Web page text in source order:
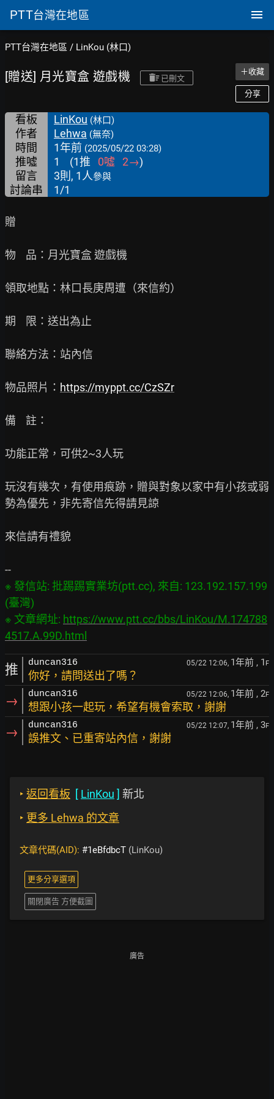
PTT台灣在地區
PTT台灣在地區 / LinKou (林口)
[贈送] 月光寶盒 遊戲機 已刪文
＋收藏
分享
看板 LinKou (林口)
作者 Lehwa (無奈)
時間 1年前 (2025/05/22 03:28)
推噓 1 (1推 0噓 2→)
留言
3則, 1人參與
討論串 1/1
贈
物    品：月光寶盒 遊戲機
領取地點：林口長庚周遭（來信約）
期    限：送出為止
聯絡方法：站內信
物品照片： https://myppt.cc/CzSZr
備    註：
功能正常，可供2~3人玩
玩沒有幾次，有使用痕跡，贈與對象以家中有小孩或弱
勢為優先，非先寄信先得請見諒
來信請有禮貌
※ 發信站: 批踢踢實業坊(ptt.cc), 來自: 123.192.157.199
(臺灣)
※ 文章網址: https://www.ptt.cc/bbs/LinKou/M.174788
4517.A.99D.html
推 duncan316 05/22 12:06, 1年前 , 1 F
你好，請問送出了嗎？
→ duncan316 05/22 12:06, 1年前 , 2F
想跟小孩一起玩，希望有機會索取，謝謝
→ duncan316 05/22 12:07, 1年前 , 3F
誤推文、已重寄站內信，謝謝
‣ 返回看板 [ LinKou ] 新北
‣ 更多 Lehwa 的文章
文章代碼(AID): #1eBfdbcT (LinKou)
更多分享選項
關閉廣告 方便截圖
廣告